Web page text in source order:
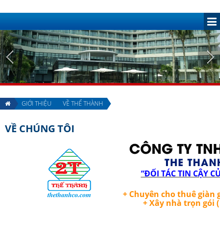
GIỚI THIỆU VỀ THẾ THÀNH
VỀ CHÚNG TÔI
“ĐỐI TÁC TIN CẬY
+ Chuyên cho thuê giàn
+ Xây nhà trọn gói